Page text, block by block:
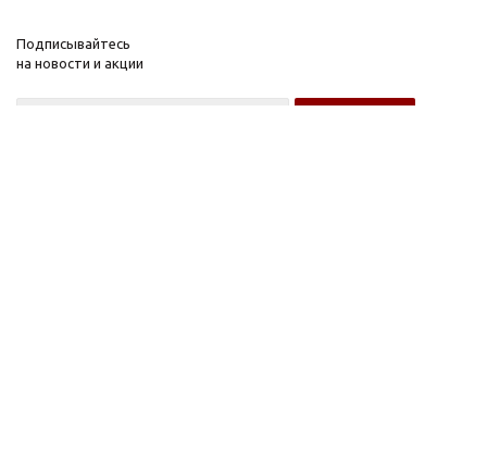
Подписывайтесь
на новости и акции